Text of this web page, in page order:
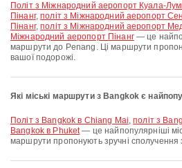
політ з Міжнародний аеропорт Куала-Лумпур в Міжнародний аеропорт
Пінанг,політ з Міжнародний аеропорт
Пінанг,політ з Міжнародний аеропорт
Міжнародний аеропорт Пінанг— це
маршрути до Penang. Ці маршрути
вашої подорожі.
Які міські маршрути з Bangkok є
політ з Bangkok в Chiang Mai,політ з
Bangkok в Phuket— це найпопулярніші
маршрути пропонують зручні сполучення